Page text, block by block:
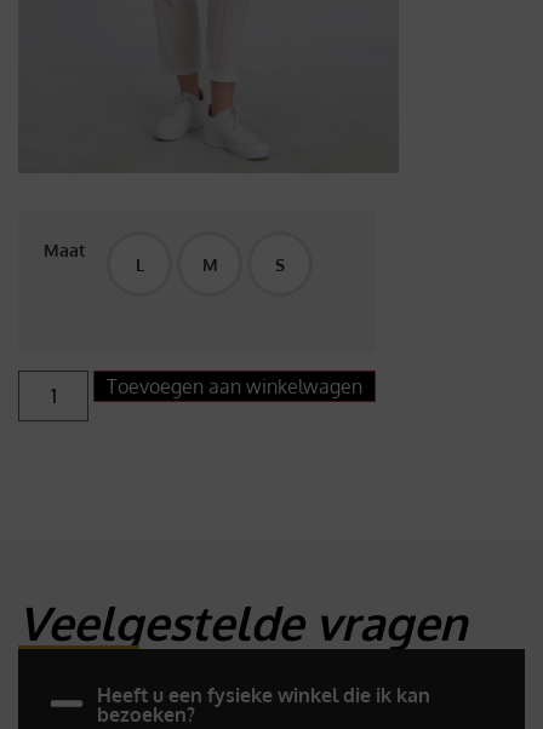
Maat
L M S
Toevoegen aan winkelwagen
Veelgestelde vragen
Heeft u een fysieke winkel die ik kan
bezoeken?